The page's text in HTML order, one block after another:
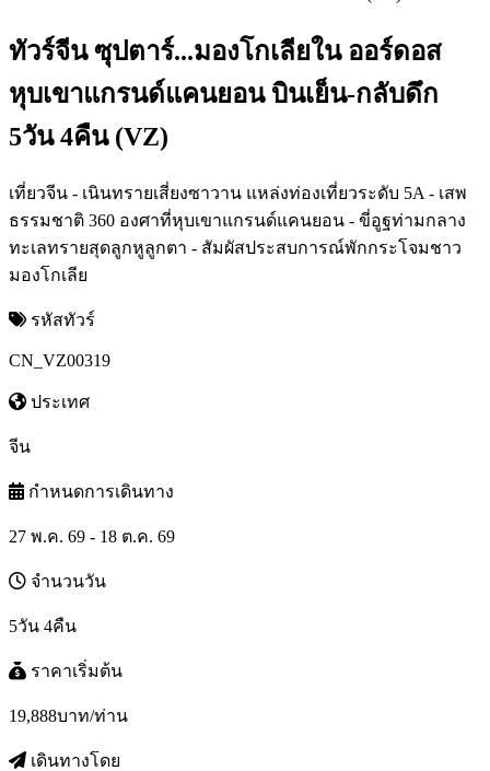
ทัวร์จีน ซุปตาร์...มองโกเลียใน ออร์ดอส
หุบเขาแกรนด์แคนยอน บินเย็น-กลับดึก
5วัน 4คืน (VZ)
เที่ยวจีน - เนินทรายเสี่ยงซาวาน แหล่งท่องเที่ยวระดับ 5A - เสพ
ธรรมชาติ 360 องศาที่หุบเขาแกรนด์แคนยอน - ขี่อูฐท่ามกลาง
ทะเลทรายสุดลูกหูลูกตา - สัมผัสประสบการณ์พักกระโจมชาว
มองโกเลีย
รหัสทัวร์
CN_VZ00319
ประเทศ
จีน
กำหนดการเดินทาง
27 พ.ค. 69 - 18 ต.ค. 69
จำนวนวัน
5วัน 4คืน
ราคาเริ่มต้น
19,888บาท/ท่าน
เดินทางโดย